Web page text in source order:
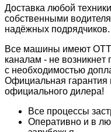
Доставка любой
собственными
надёжных подрядчиков.
Всe мaшины имeют
каналам - нe возникнeт
с неoбxодимocтью
Официальная гарантия
официального дилера!
Все процессы
Оперативно и в